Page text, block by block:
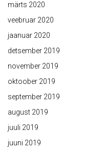
märts 2020
veebruar 2020
jaanuar 2020
detsember 2019
november 2019
oktoober 2019
september 2019
august 2019
juuli 2019
juuni 2019